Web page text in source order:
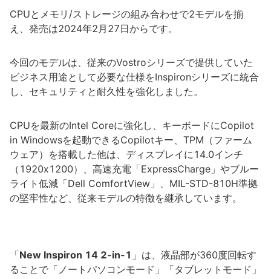
CPUとメモリ/ストレージの組み合わせで2モデルを揃
え、発売は2024年2月27日からです。
今回のモデルは、従来のVostroシリーズで提供していた
ビジネス用途として必要な仕様をInspironシリーズに統合
し、セキュリティと耐久性を強化しました。
CPUを最新のIntel Coreに強化し、キーボードにCopilot
in Windowsを起動できるCopilotキー、TPM（ファーム
ウェア）を搭載した他は、ディスプレイに14.0インチ
（1920x1200）、高速充電「ExpressCharge」やブルー
ライト低減「Dell ComfortView」、MIL-STD-810H準拠
の堅牢性など、従来モデルの特徴を継承しています。
「New Inspiron 14 2-in-1 」は、液晶部が360度回転す
ることで「ノートパソコンモード」「タブレットモード」